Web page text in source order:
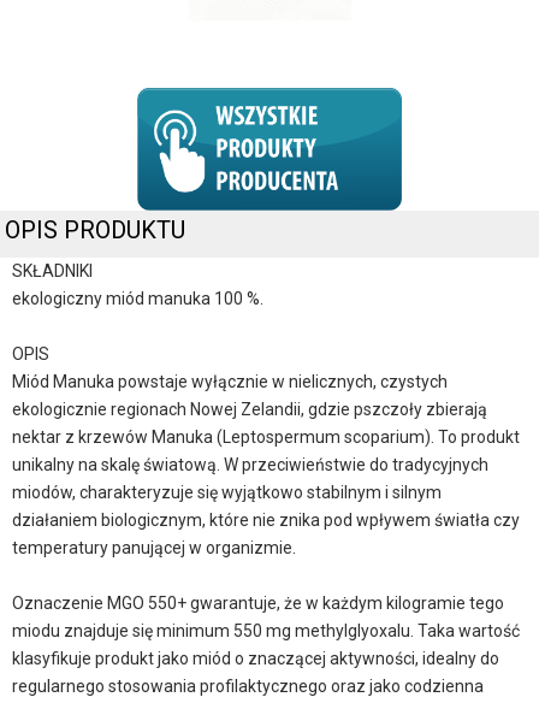
OPIS PRODUKTU
SKŁADNIKI
ekologiczny miód manuka 100 %.
OPIS
Miód Manuka powstaje wyłącznie w nielicznych, czystych
ekologicznie regionach Nowej Zelandii, gdzie pszczoły zbierają
nektar z krzewów Manuka (Leptospermum scoparium). To produkt
unikalny na skalę światową. W przeciwieństwie do tradycyjnych
miodów, charakteryzuje się wyjątkowo stabilnym i silnym
działaniem biologicznym, które nie znika pod wpływem światła czy
temperatury panującej w organizmie.
Oznaczenie MGO 550+ gwarantuje, że w każdym kilogramie tego
miodu znajduje się minimum 550 mg methylglyoxalu. Taka wartość
klasyfikuje produkt jako miód o znaczącej aktywności, idealny do
regularnego stosowania profilaktycznego oraz jako codzienna